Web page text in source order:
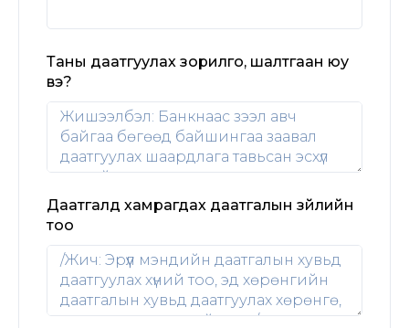
Таны даатгуулах зорилго, шалтгаан юу
вэ?
Даатгалд хамрагдах даатгалын зүйлийн
тоо